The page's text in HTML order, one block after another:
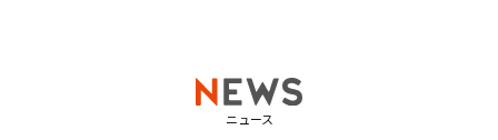
ニュース